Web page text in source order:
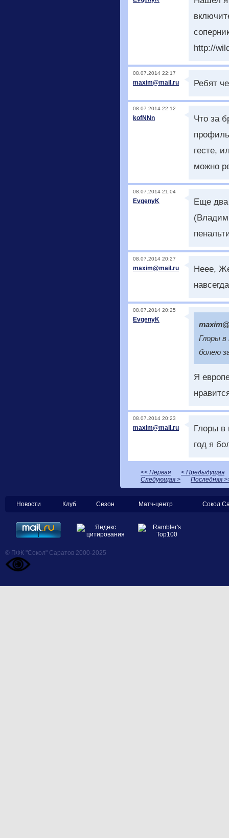
http://
08.07.2014 22:17
maxim@mail.ru Ребят
08.07.2014 22:12
kofNNn
Что за
гесте,
можно
08.07.2014 21:04
EvgenyK
Еще два
08.07.2014 20:27
maxim@mail.ru
Неее,
навсегда
08.07.2014 20:25
EvgenyK
Глоры
болею
Я
08.07.2014 20:23
maxim@mail.ru
Глоры в
год я
<< Первая
< Предыдущая
Следующая >
Последняя
Новости Клуб Сезон Матч-центр Сокол
© ПФК "Сокол" Саратов 2000-2025